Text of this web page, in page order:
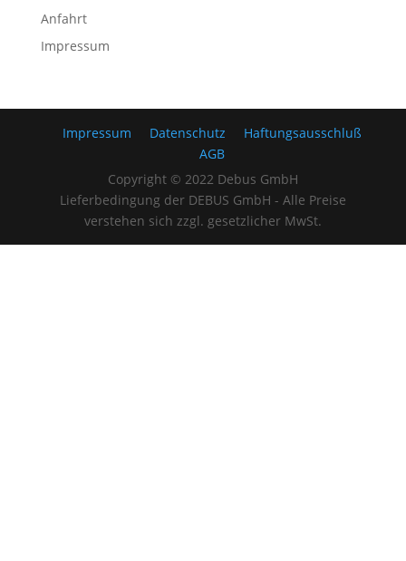
Anfahrt
Impressum
Impressum Datenschutz
Haftungsausschluß
AGB
Copyright © 2022 Debus GmbH
Lieferbedingung der DEBUS GmbH - Alle Preise
verstehen sich zzgl. gesetzlicher MwSt.